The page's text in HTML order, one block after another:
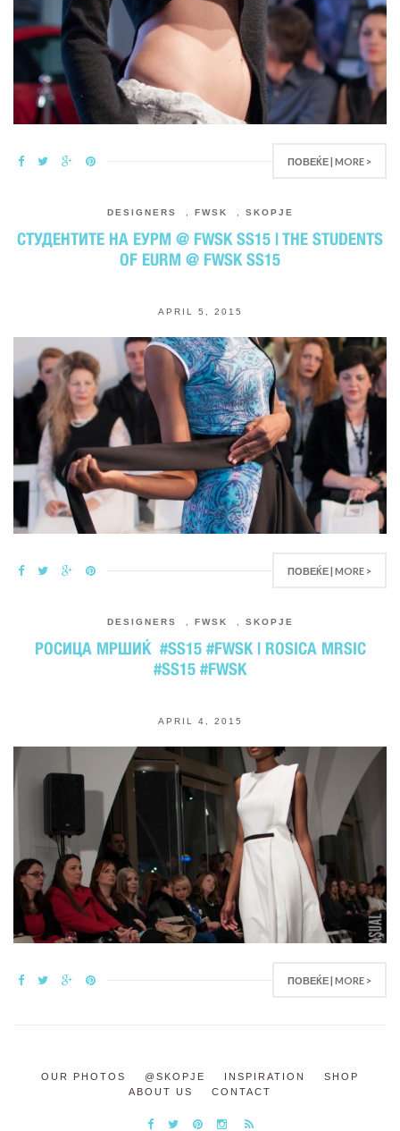
ПОВЕЌЕ | MORE >
DESIGNERS FWSK SKOPJE
СТУДЕНТИТЕ НА ЕУРМ @ FWSK SS15 | THE STUDENTS
OF EURM @ FWSK SS15
APRIL 5, 2015
ПОВЕЌЕ | MORE >
DESIGNERS FWSK SKOPJE
РОСИЦА МРШИЌ #SS15 #FWSK | ROSICA MRSIC
#SS15 #FWSK
APRIL 4, 2015
ПОВЕЌЕ | MORE >
OUR PHOTOS @SKOPJE INSPIRATION
SHOP
ABOUT US
CONTACT